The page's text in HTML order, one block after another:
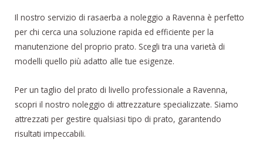
Il nostro servizio di rasaerba a noleggio a Ravenna è perfetto
per chi cerca una soluzione rapida ed efficiente per la
manutenzione del proprio prato. Scegli tra una varietà di
modelli quello più adatto alle tue esigenze.
Per un taglio del prato di livello professionale a Ravenna,
scopri il nostro noleggio di attrezzature specializzate. Siamo
attrezzati per gestire qualsiasi tipo di prato, garantendo
risultati impeccabili.